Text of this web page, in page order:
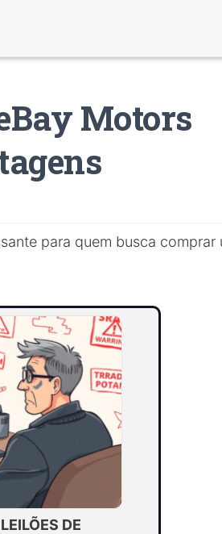
Motors
para quem busca comprar
DE